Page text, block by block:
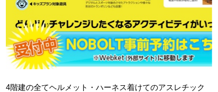
4階建の全てヘルメット・ハーネス着けてのアスレチック